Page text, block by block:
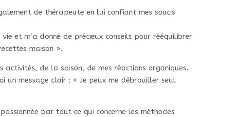
de thérapeute en lui confiant mes soucis
et m’a donné de précieux conseils pour rééquilibrer
maison ».
de la saison, de mes réactions organiques.
un message clair : « Je peux me débrouiller seul
par tout ce qui concerne les méthodes